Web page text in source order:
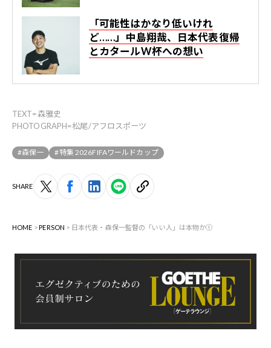
「可能性はかなり低いけれ
ど……」中島翔哉、日本代表復帰
とカタールW杯への想い
TEXT=森雅史
PHOTOGRAPH=松尾/アフロスポーツ
#森保一 #特集 2026FIFAワールドカップ
SHARE
HOME PERSON 日本代表・森保一監督の「いい人」は本物か①